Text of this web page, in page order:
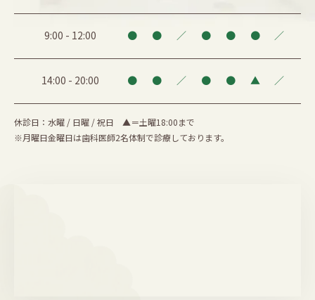
9:00 - 12:00 ● ● ／ ● ● ● ／
14:00 - 20:00 ● ● ／ ● ● ▲ ／
休診日：水曜 / 日曜 / 祝日 ▲＝土曜18:00まで
※月曜日金曜日は歯科医師2名体制で診療しております。